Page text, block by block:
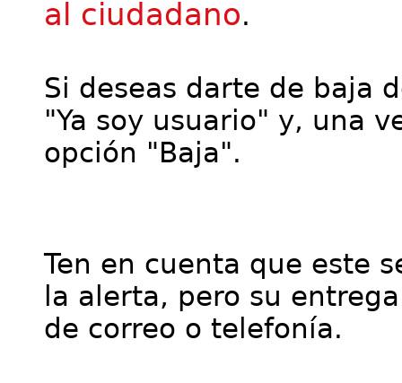
al ciudadano.
Si deseas darte de baja
"Ya soy usuario" y, una
opción "Baja".
Ten en cuenta que este
la alerta, pero su
de correo o telefonía.